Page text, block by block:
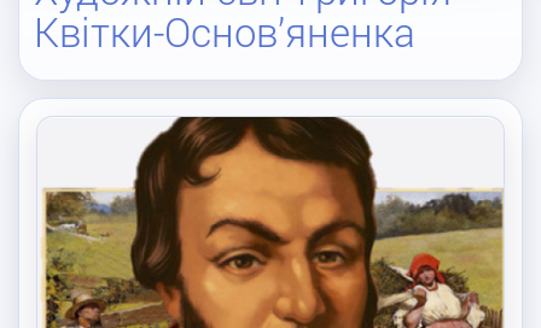
Квітки-Основ’яненка